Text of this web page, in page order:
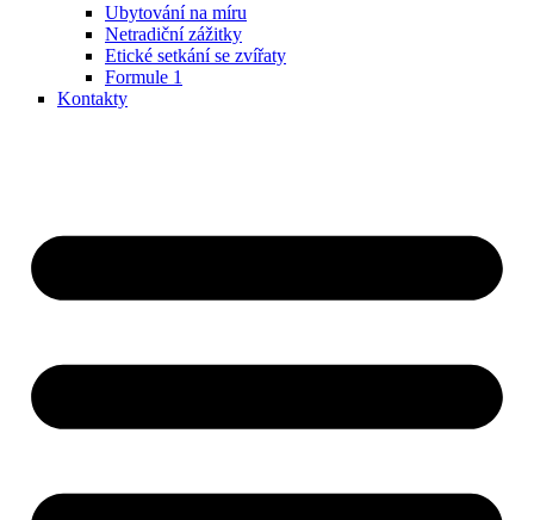
Ubytování na míru
Netradiční zážitky
Etické setkání se zvířaty
Formule 1
Kontakty